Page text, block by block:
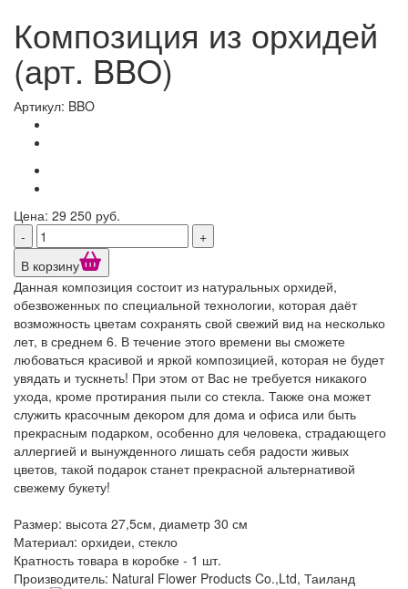
Композиция из орхидей
(арт. BBO)
Артикул: BBO
Цена: 29 250 руб.
-
+
В корзину
Данная композиция состоит из натуральных орхидей,
обезвоженных по специальной технологии, которая даёт
возможность цветам сохранять свой свежий вид на несколько
лет, в среднем 6. В течение этого времени вы сможете
любоваться красивой и яркой композицией, которая не будет
увядать и тускнеть! При этом от Вас не требуется никакого
ухода, кроме протирания пыли со стекла. Также она может
служить красочным декором для дома и офиса или быть
прекрасным подарком, особенно для человека, страдающего
аллергией и вынужденного лишать себя радости живых
цветов, такой подарок станет прекрасной альтернативой
свежему букету!
Размер: высота 27,5см, диаметр 30 см
Материал: орхидеи, стекло
Кратность товара в коробке - 1 шт.
Производитель: Natural Flower Products Co.,Ltd, Таиланд